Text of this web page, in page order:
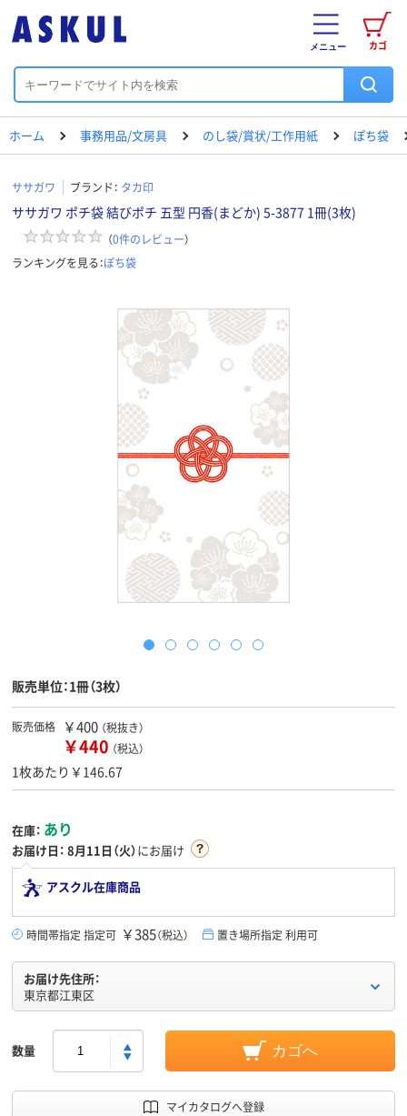
カゴ
メニュー
ホーム 事務用品/文房具 のし袋/賞状/工作用紙 ぽち袋
ササガワ ブランド： タカ印
ササガワ ポチ袋 結びポチ 五型 円香(まどか) 5-3877 1冊(3枚)
（0件のレビュー）
ランキングを見る：ぽち袋
販売単位：1冊（3枚）
販売価格 ￥400 （税抜き）
￥440 （税込）
1枚あたり￥146.67
在庫： あり
お届け日： 8月11日（火）にお届け
アスクル在庫商品
時間帯指定 指定可 ￥385（税込） 置き場所指定 利用可
お届け先住所：
東京都江東区
数量 カゴへ
マイカタログへ登録